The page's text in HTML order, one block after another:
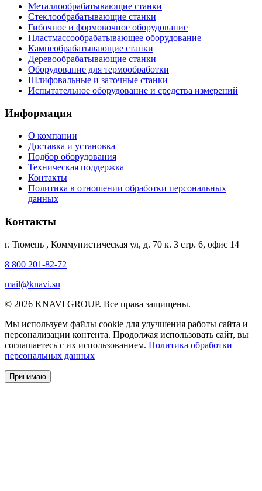
Металлообрабатывающие станки
Стеклообрабатывающие станки
Гибочное и формовочное оборудование
Пластмассообрабатывающее оборудование
Камнеобрабатывающие станки
Деревообрабатывающие станки
Оборудование для термообработки
Шлифовальные и заточные станки
Испытательное оборудование и средства измерений
Информация
О компании
Доставка и установка
Подбор оборудования
Техническая поддержка
Контакты
Политика в отношении обработки персональных
данных
Контакты
г. Тюмень , Коммунистическая ул, д. 70 к. 3 стр. 6, офис 14
8 800 201-82-72
mail@knavi.su
© 2026 KNAVI GROUP. Все права защищены.
Мы используем файлы cookie для улучшения работы сайта и
персонализации контента. Продолжая использовать сайт, вы
соглашаетесь с их использованием. Политика обработки
персональных данных
Принимаю